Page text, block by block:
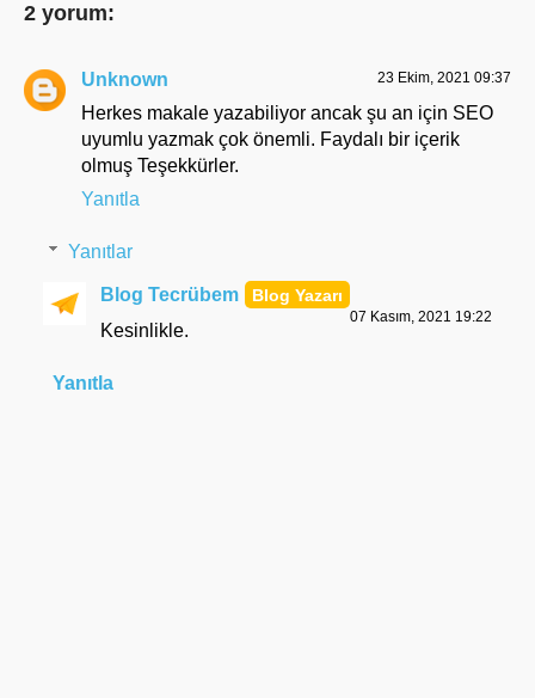
2 yorum:
Unknown 23 Ekim, 2021 09:37
Herkes makale yazabiliyor ancak şu an için SEO
uyumlu yazmak çok önemli. Faydalı bir içerik
olmuş Teşekkürler.
Yanıtla
Yanıtlar
Blog Tecrübem
07 Kasım, 2021 19:22
Kesinlikle.
Yanıtla